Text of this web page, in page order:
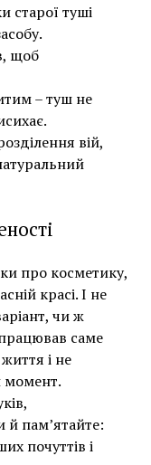
старої туші
щоб
– туш не
вій,
про косметику,
красі. І не
чи ж
саме
і не
момент.
пам’ятайте:
почуттів і